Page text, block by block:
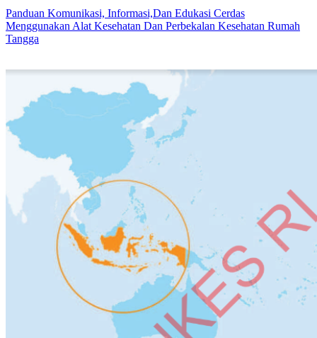
Panduan Komunikasi, Informasi,Dan Edukasi Cerdas
Menggunakan Alat Kesehatan Dan Perbekalan Kesehatan Rumah
Tangga